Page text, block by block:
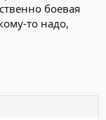
боевая
то надо,